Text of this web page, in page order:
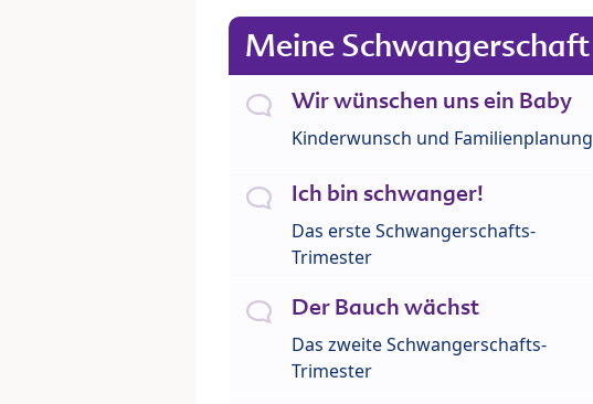
Meine Schwangerschaft
Wir wünschen uns ein Baby
Kinderwunsch und Familienplanung
Ich bin schwanger!
Das erste Schwangerschafts-
Trimester
Der Bauch wächst
Das zweite Schwangerschafts-
Trimester